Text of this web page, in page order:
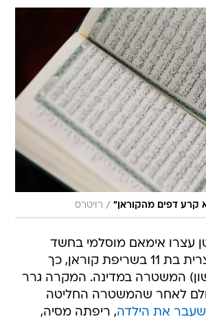
קרע דפים מהקוראן" / רויטרס
עצרו אימאם מוסלמי בחשד
שהפליל ילדה נוצרית בת 11 בשריפת קוראן, כך
המשטרה במדינה. המקרה גרר
לאחר שהמשטרה החליטה
את הילדה, ריפתה מסיה,